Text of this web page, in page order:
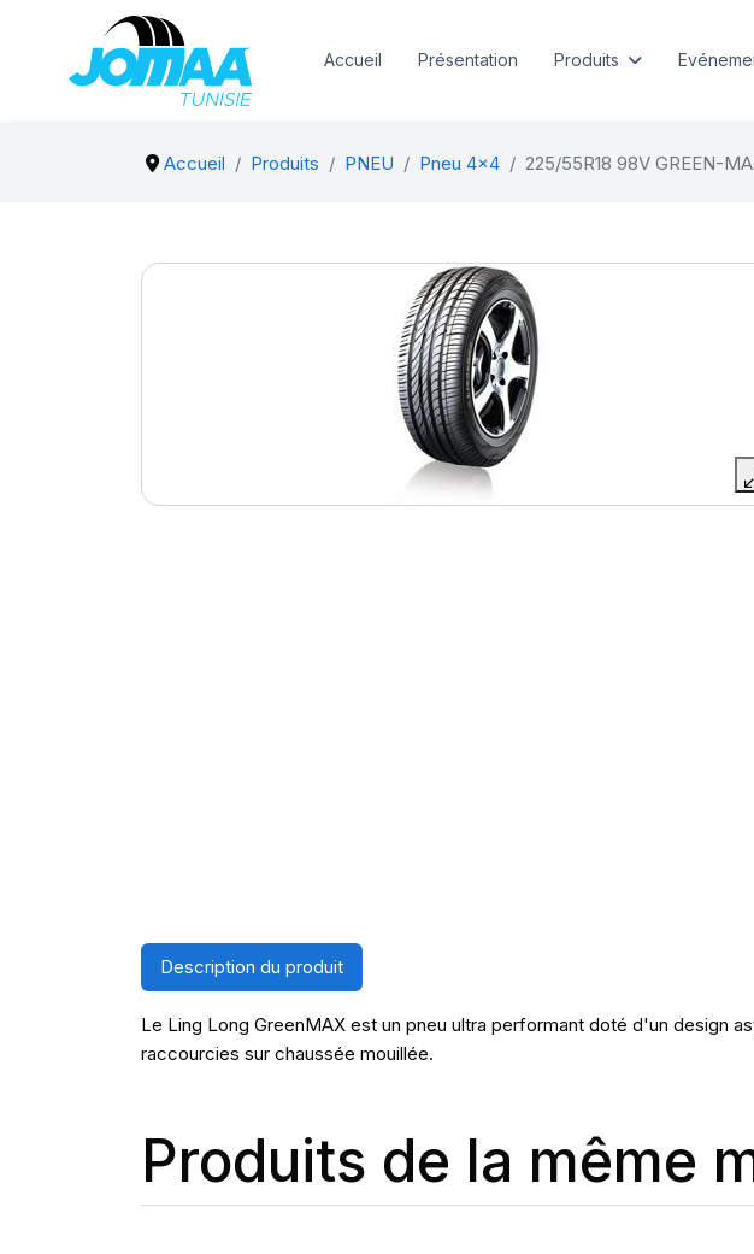
Accueil Présentation Produits
Accueil Produits PNEU Pneu 4x4 225/55R18 98V GREEN-
Description du produit
Le Ling Long GreenMAX est un pneu ultra performant doté d'un design
raccourcies sur chaussée mouillée.
Produits de la même